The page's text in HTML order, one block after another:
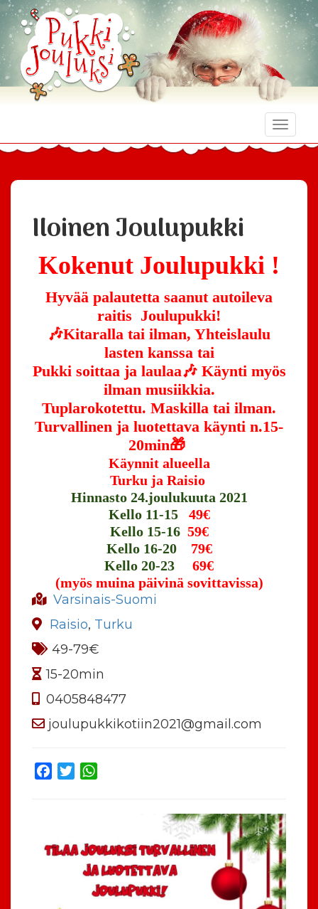
Toggle
Iloinen Joulupukki
Kokenut Joulupukki !
Hyvää palautetta saanut autoileva
raitis Joulupukki!
🎶Kitaralla tai ilman, Yhteislaulu
lasten kanssa tai
Pukki soittaa ja laulaa🎶 Käynti myös
ilman musiikkia.
Tuplarokotettu. Maskilla tai ilman.
Turvallinen ja luotettava käynti n.15-
20min🎁
Käynnit alueella
Turku ja Raisio
Hinnasto 24.joulukuuta 2021
Kello 11-1549€
Kello 15-1659€
Kello 16-2079€
Kello 20-23 69€
(myös muina päivinä sovittavissa)
Varsinais-Suomi
Raisio, Turku
49-79€
15-20min
0405848477
joulupukkikotiin2021@gmail.com
Facebook
Twitter